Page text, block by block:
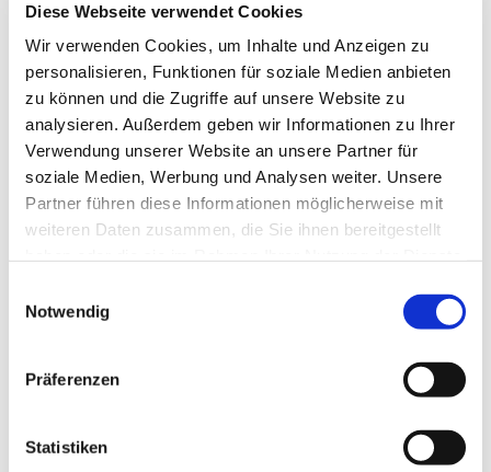
Diese Webseite verwendet Cookies
Wir verwenden Cookies, um Inhalte und Anzeigen zu
personalisieren, Funktionen für soziale Medien anbieten
zu können und die Zugriffe auf unsere Website zu
analysieren. Außerdem geben wir Informationen zu Ihrer
Verwendung unserer Website an unsere Partner für
soziale Medien, Werbung und Analysen weiter. Unsere
Partner führen diese Informationen möglicherweise mit
weiteren Daten zusammen, die Sie ihnen bereitgestellt
Notwendig
Präferenzen
Statistiken
© Hochschule Bremerhaven/Silhouette 2
Pronomen: Herr
Termin vereinbaren